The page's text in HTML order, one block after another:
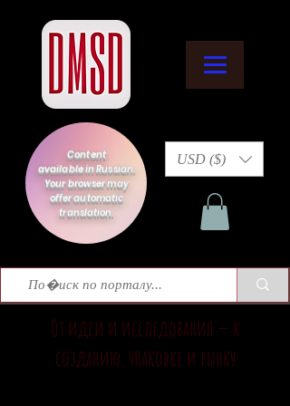
Content
available in Russian.
Your browser may
offer automatic
translation.
USD ($)
От идеи и исследования — к
созданию, упаковке и рынку